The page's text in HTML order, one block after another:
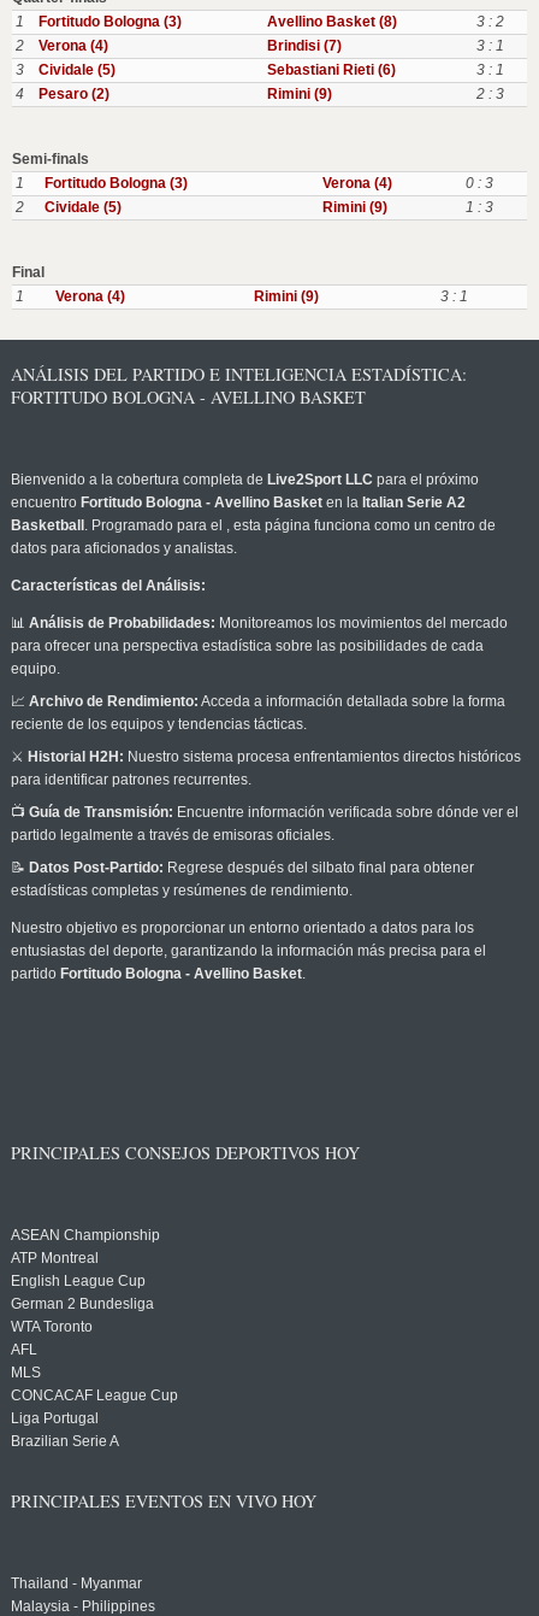
1
Fortitudo Bologna (3) Avellino Basket (8)
3 : 2
2
Verona (4) Brindisi (7)
3 : 1
3
Cividale (5) Sebastiani Rieti (6)
3 : 1
4
Pesaro (2) Rimini (9) 2 : 3
Semi-finals
1
Fortitudo Bologna (3) Verona (4)
0 : 3
2
Cividale (5) Rimini (9) 1 : 3
Final
1
Verona (4) Rimini (9) 3 : 1
ANÁLISIS DEL PARTIDO E INTELIGENCIA ESTADÍSTICA:
FORTITUDO BOLOGNA - AVELLINO BASKET
Bienvenido a la cobertura completa de Live2Sport LLC para el próximo
encuentro Fortitudo Bologna - Avellino Basketen la Italian Serie A2
Basketball . Programado para el , esta página funciona como un centro de
datos para aficionados y analistas.
Características del Análisis:
📊 Análisis de Probabilidades: Monitoreamos los movimientos del mercado
para ofrecer una perspectiva estadística sobre las posibilidades de cada
equipo.
📈 Archivo de Rendimiento: Acceda a información detallada sobre la forma
reciente de los equipos y tendencias tácticas.
⚔️ Historial H2H: Nuestro sistema procesa enfrentamientos directos históricos
para identificar patrones recurrentes.
📺 Guía de Transmisión: Encuentre información verificada sobre dónde ver el
partido legalmente a través de emisoras oficiales.
📝 Datos Post-Partido: Regrese después del silbato final para obtener
estadísticas completas y resúmenes de rendimiento.
Nuestro objetivo es proporcionar un entorno orientado a datos para los
entusiastas del deporte, garantizando la información más precisa para el
partido Fortitudo Bologna - Avellino Basket.
PRINCIPALES CONSEJOS DEPORTIVOS HOY
ASEAN Championship
ATP Montreal
English League Cup
German 2 Bundesliga
WTA Toronto
AFL
MLS
CONCACAF League Cup
Liga Portugal
Brazilian Serie A
PRINCIPALES EVENTOS EN VIVO HOY
Thailand - Myanmar
Malaysia - Philippines